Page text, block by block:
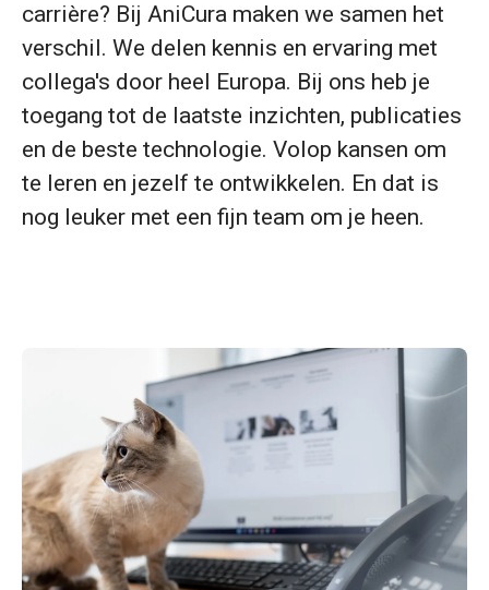
carrière? Bij AniCura maken we samen het
verschil. We delen kennis en ervaring met
collega's door heel Europa. Bij ons heb je
toegang tot de laatste inzichten, publicaties
en de beste technologie. Volop kansen om
te leren en jezelf te ontwikkelen. En dat is
nog leuker met een fijn team om je heen.